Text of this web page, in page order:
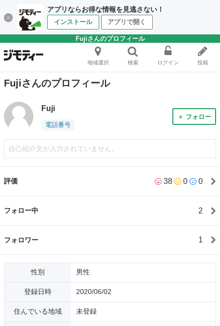
アプリならお得な情報を見逃さない！
インストール アプリで開く
Fujiさんのプロフィール
地域選択 検索 ログイン 投稿
Fujiさんのプロフィール
Fuji
電話番号
＋ フォロー
自己紹介文が入力されていません。
評価 38 0 0
フォロー中 2
フォロワー 1
性別 男性
登録日時 2020/06/02
住んでいる地域 未登録